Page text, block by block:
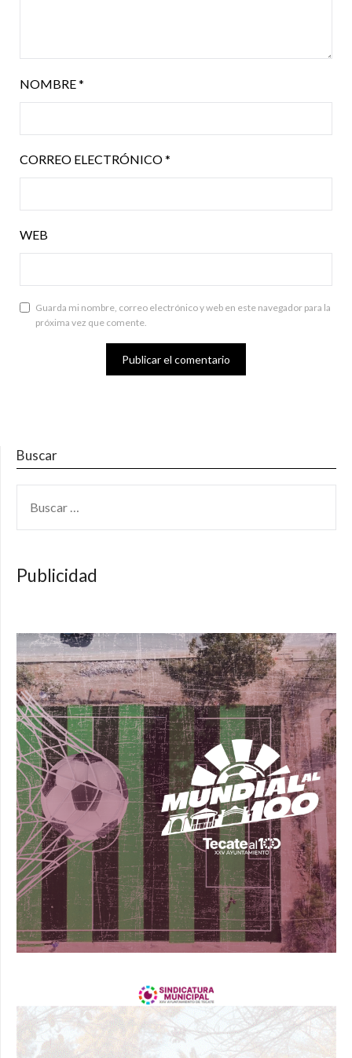
NOMBRE*
CORREO ELECTRÓNICO*
WEB
Guarda mi nombre, correo electrónico y web en este navegador para la
próxima vez que comente.
Buscar
Publicidad